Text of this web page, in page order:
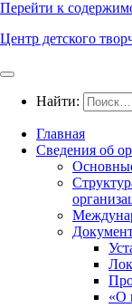
Перейти к
Центр детского
Найти:
Главная
Сведения об
«О